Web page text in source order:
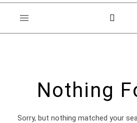
Nothing
Sorry, but nothing matched your